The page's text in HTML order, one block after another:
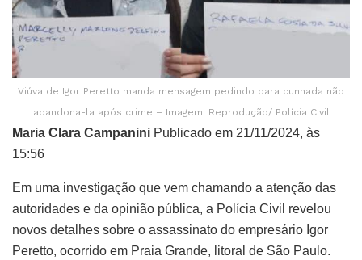
Viúva de Igor Peretto manda mensagem pedindo para cunhada não
abandona-la após crime – Imagem: Reprodução/ Polícia Civil
Maria Clara Campanini Publicado em 21/11/2024, às
15:56
Em uma investigação que vem chamando a atenção das
autoridades e da opinião pública, a Polícia Civil revelou
novos detalhes sobre o assassinato do empresário Igor
Peretto, ocorrido em Praia Grande, litoral de São Paulo.